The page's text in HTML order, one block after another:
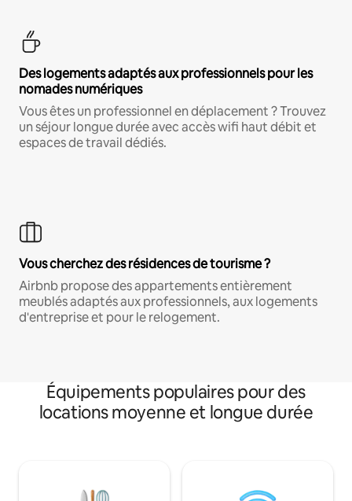
Des logements adaptés aux professionnels pour les
nomades numériques
Vous êtes un professionnel en déplacement ? Trouvez
un séjour longue durée avec accès wifi haut débit et
espaces de travail dédiés.
Vous cherchez des résidences de tourisme ?
Airbnb propose des appartements entièrement
meublés adaptés aux professionnels, aux logements
d'entreprise et pour le relogement.
Équipements populaires pour des
locations moyenne et longue durée